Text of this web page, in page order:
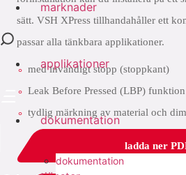
marknader
applikationer
dokumentation
dokumentation
sätt. VSH XPress tillhandahåller ett
passar alla tänkbara applikationer.
med invändigt stopp (stoppkant)
Leak Before Pressed (LBP) funktion
tydlig märkning av material och
ladda ner